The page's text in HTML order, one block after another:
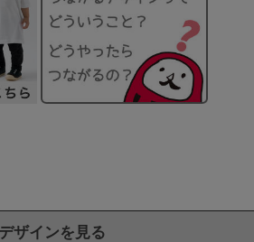
デザインを見る